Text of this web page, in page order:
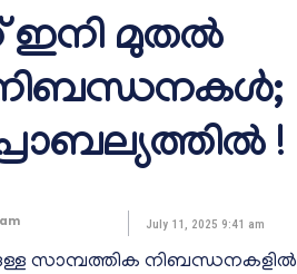
ഇനി മുതൽ
നിബന്ധനകൾ;
!
July 11, 2025 9:41 am
സാമ്പത്തിക നിബന്ധനകളിൽ